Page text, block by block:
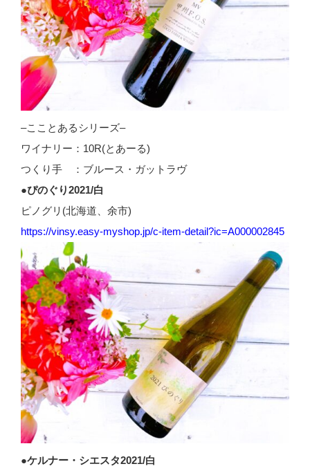
–こことあるシリーズ–
ワイナリー：10R(とあーる)
つくり手 ：ブルース・ガットラヴ
●ぴのぐり2021/白
ピノグリ(北海道、余市)
https://vinsy.easy-myshop.jp/c-item-detail?ic=A000002845
●ケルナー・シエスタ2021/白